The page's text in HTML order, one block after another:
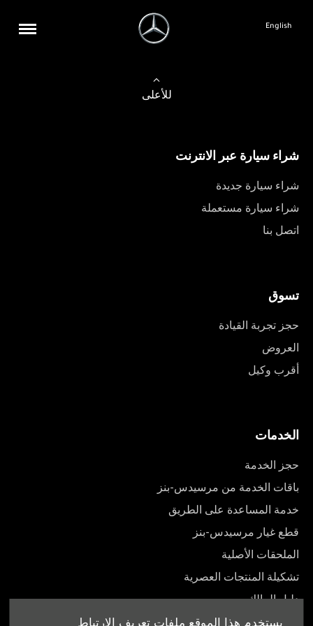
يستخدم هذا الموقع ملفات تعريف الارتباط
English
للأعلى
شراء سيارة عبر الانترنت
شراء سيارة جديدة
شراء سيارة مستعملة
اتصل بنا
تسوق
حجز تجربة القيادة
العروض
أقرب وكيل
الخدمات
حجز الخدمة
باقات الخدمة من مرسيدس-بنز
خدمة المساعدة على الطريق
قطع غيار مرسيدس-بنز
الملحقات الأصلية
تشكيلة المنتجات العصرية
دليل المالك